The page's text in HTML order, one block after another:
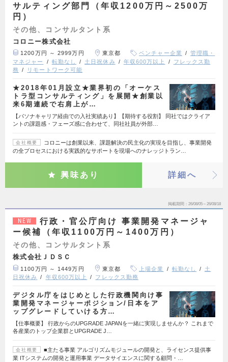
サルティング部門（年収1200万円～2500万
円）
その他、コンサルタント系
コロニー株式会社
1200万円 ～ 2999万円 東京都 ベンチャー企業
管理職・
マネジャー
転勤なし 土日祝休み 年収600万以上
フレックス勤
務
リモートワーク可能
★2018年01月設立★業界初の「オーケス
トラ型コンサルティング」を展開★創業以
来6期連続で右肩上が…
【パソナキャリア経由での入社実績あり】【期待する役割】 同社ではクライア
ントの課題感・フェーズ感に合わせて、同社社員が外部…
会社概要
コロニーは創業以来、課題解決の民主化の実現を目指し、事業開発
の全プロセスにおける実践的なサポートを現場へのナレッジトラン…
興味あり 詳細へ
掲載期間 26/08/05～26/08/18
NEW
行政・官公庁向け 事業開発マネージャ
ー候補（年収1100万円～1400万円）
その他、コンサルタント系
株式会社ＪＤＳＣ
1100万円 ～ 1449万円 東京都 上場企業 転勤なし
土
日祝休み
年収600万以上 フレックス勤務
デジタル庁をはじめとした行政機関向け事
業開発マネージャーポジション/日本をア
ップグレードしていける方…
【仕事概要】 行政からのUPGRADE JAPANを一緒に実現しませんか？ これまで
各産業のトップ企業群とUPGRADE J…
会社概要
■主たる事業 アルゴリズムモジュールの開発と、ライセンス提供事
業 ITシステムの開発と運用事業 データサイエンスに関する顧問・…